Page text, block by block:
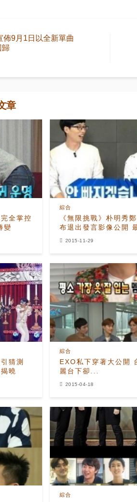
佈9月1日以全新單曲
歸
章
全掌控
變
《無限挑戰》朴明秀
布退出發言影像公開
綜合
2015-11-29
猜測
曉
EXO私下穿著大公開 台上華
麗台下卻...
綜合
2015-04-18
綜合